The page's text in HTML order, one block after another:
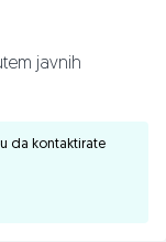
javnih
u da kontaktirate